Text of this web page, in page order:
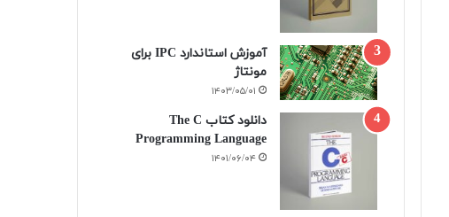
آموزش استاندارد IPC برای
مونتاژ
۱۴۰۳/۰۵/۰۱
دانلود کتاب The C
Programming Language
۱۴۰۱/۰۶/۰۴